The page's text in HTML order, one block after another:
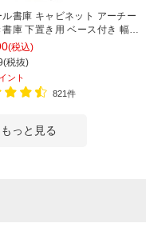
ル書庫 キャビネット アーチー
書庫 下置き用 ベース付き 幅
行400×高さ1100mm
(税込)
税抜)
ント
821件
っと見る